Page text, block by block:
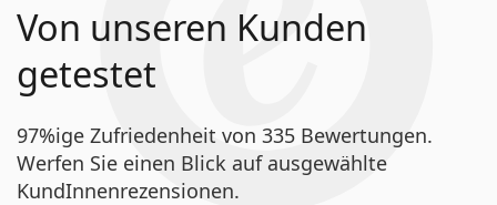
Von unseren Kunden
getestet
97%ige Zufriedenheit von 335 Bewertungen.
Werfen Sie einen Blick auf ausgewählte
KundInnenrezensionen.